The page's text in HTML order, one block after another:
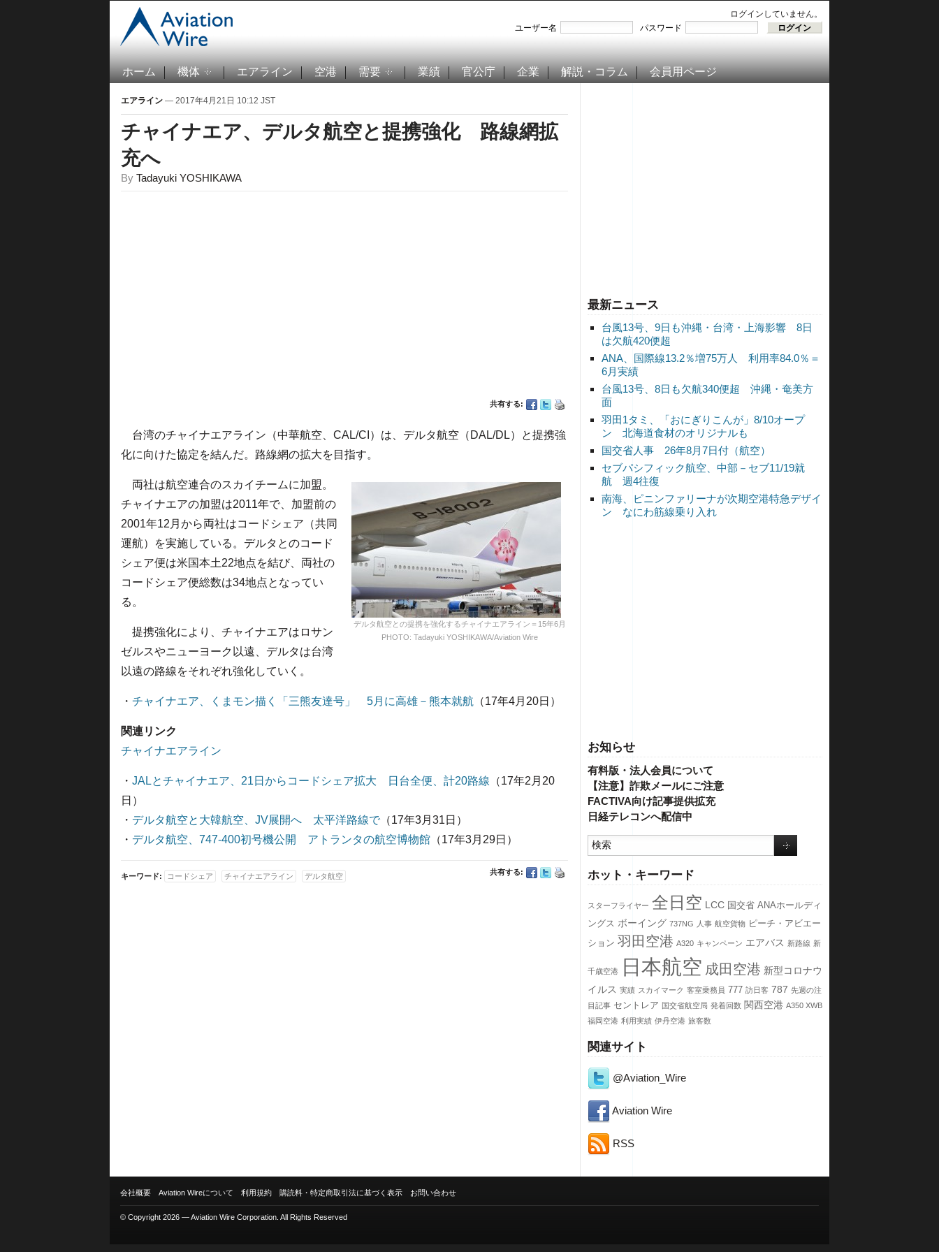
ログインしていません。
ユーザー名
パスワード
ホーム 機体 エアライン 空港 需要 業績 官公庁 企業 解説・コラム 会員用ページ
最新ニュース
台風13号、9日も沖縄・台湾・上海影響 8日
は欠航420便超
ANA、国際線13.2％増75万人 利用率84.0％＝
6月実績
台風13号、8日も欠航340便超 沖縄・奄美方
面
羽田1タミ、「おにぎりこんが」8/10オープ
ン 北海道食材のオリジナルも
国交省人事 26年8月7日付（航空）
セブパシフィック航空、中部－セブ11/19就
航 週4往復
南海、ピニンファリーナが次期空港特急デザイ
ン なにわ筋線乗り入れ
お知らせ
有料版・法人会員について
【注意】詐欺メールにご注意
FACTIVA向け記事提供拡充
日経テレコンへ配信中
ホット・キーワード
スターフライヤー 全日空 LCC 国交省 ANAホールディ
ングス ボーイング 737NG 人事 航空貨物 ピーチ・アビエー
ション 羽田空港 A320 キャンペーン エアバス 新路線 新
千歳空港 日本航空 成田空港 新型コロナウ
イルス 実績 スカイマーク 客室乗務員 777 訪日客 787 先週の注
目記事 セントレア 国交省航空局 発着回数 関西空港 A350 XWB
福岡空港 利用実績 伊丹空港 旅客数
関連サイト
@Aviation_Wire
Aviation Wire
RSS
エアライン — 2017年4月21日 10:12 JST
チャイナエア、デルタ航空と提携強化 路線網拡
充へ
By Tadayuki YOSHIKAWA
共有する:
台湾のチャイナエアライン（中華航空、CAL/CI）は、デルタ航空（DAL/DL）と提携強
化に向けた協定を結んだ。路線網の拡大を目指す。
デルタ航空との提携を強化するチャイナエアライン＝15年6月
PHOTO: Tadayuki YOSHIKAWA/Aviation Wire
両社は航空連合のスカイチームに加盟。
チャイナエアの加盟は2011年で、加盟前の
2001年12月から両社はコードシェア（共同
運航）を実施している。デルタとのコード
シェア便は米国本土22地点を結び、両社の
コードシェア便総数は34地点となってい
る。
提携強化により、チャイナエアはロサン
ゼルスやニューヨーク以遠、デルタは台湾
以遠の路線をそれぞれ強化していく。
・ チャイナエア、くまモン描く「三熊友達号」 5月に高雄－熊本就航 （17年4月20日）
関連リンク
チャイナエアライン
・ JALとチャイナエア、21日からコードシェア拡大 日台全便、計20路線 （17年2月20
日）
・ デルタ航空と大韓航空、JV展開へ 太平洋路線で（17年3月31日）
・ デルタ航空、747-400初号機公開 アトランタの航空博物館 （17年3月29日）
共有する:
キーワード: コードシェア チャイナエアライン デルタ航空
会社概要 Aviation Wireについて 利用規約 購読料・特定商取引法に基づく表示 お問い合わせ
© Copyright 2026 — Aviation Wire Corporation. All Rights Reserved